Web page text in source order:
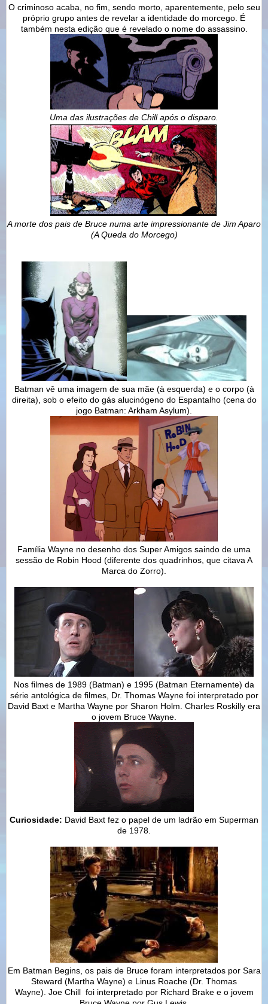
O criminoso acaba, no fim, sendo morto, aparentemente, pelo seu
próprio grupo antes de revelar a identidade do morcego. É
também nesta edição que é revelado o nome do assassino.
Uma das ilustrações de Chill após o disparo.
A morte dos pais de Bruce numa arte impressionante de Jim Aparo
(A Queda do Morcego)
Batman vê uma imagem de sua mãe (à esquerda) e o corpo (à
direita), sob o efeito do gás alucinógeno do Espantalho (cena do
jogo Batman: Arkham Asylum).
Família Wayne no desenho dos Super Amigos saindo de uma
sessão de Robin Hood (diferente dos quadrinhos, que citava A
Marca do Zorro).
Nos filmes de 1989 (Batman) e 1995 (Batman Eternamente) da
série antológica de filmes, Dr. Thomas Wayne foi interpretado por
David Baxt e Martha Wayne por Sharon Holm. Charles Roskilly era
o jovem Bruce Wayne.
Curiosidade: David Baxt fez o papel de um ladrão em Superman
de 1978.
Em Batman Begins, os pais de Bruce foram interpretados por Sara
Steward (Martha Wayne) e Linus Roache (Dr. Thomas
Wayne). Joe Chill foi interpretado por Richard Brake e o jovem